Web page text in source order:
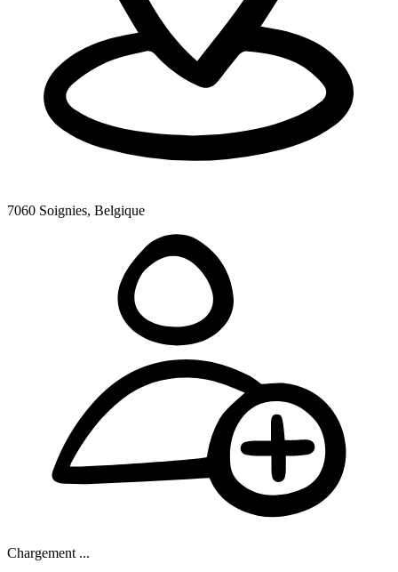
7060 Soignies, Belgique
Chargement ...